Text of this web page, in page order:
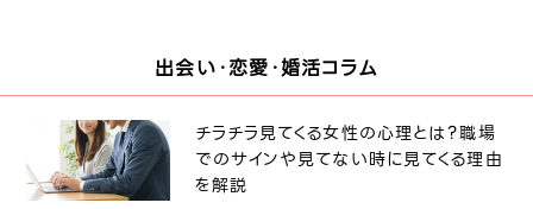
出会い・恋愛・婚活コラム
チラチラ見てくる女性の心理とは？職場
でのサインや見てない時に見てくる理由
を解説